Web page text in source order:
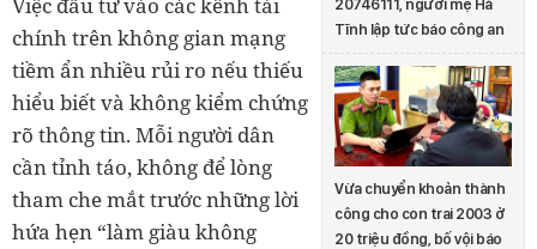
20746111, người mẹ Hà
Tĩnh lập tức báo công an
Vừa chuyển khoản thành
công cho con trai 2003 ở
20 triệu đồng, bố vội báo
Việc đầu tư vào các kênh tài
chính trên không gian mạng
tiềm ẩn nhiều rủi ro nếu thiếu
hiểu biết và không kiểm chứng
rõ thông tin. Mỗi người dân
cần tỉnh táo, không để lòng
tham che mắt trước những lời
hứa hẹn “làm giàu không